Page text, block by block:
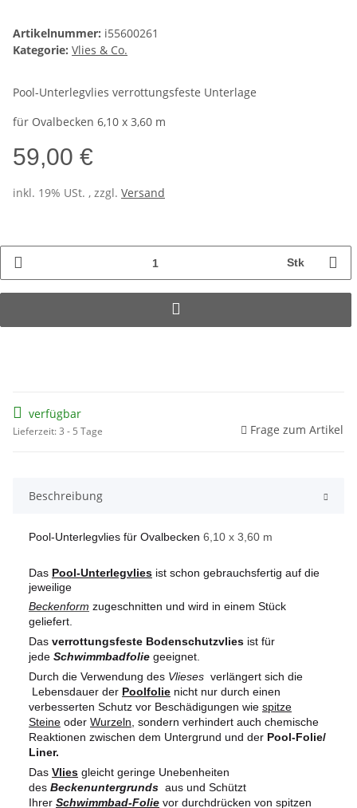
Artikelnummer: i55600261
Kategorie: Vlies & Co.
Pool-Unterlegvlies verrottungsfeste Unterlage
für Ovalbecken 6,10 x 3,60 m
59,00 €
inkl. 19% USt. , zzgl. Versand
Stk
verfügbar
Lieferzeit: 3 - 5 Tage Frage zum Artikel
Beschreibung
Pool-Unterlegvlies für Ovalbecken 6,10 x 3,60 m
Das Pool-Unterlegvlies ist schon gebrauchsfertig auf die
jeweilige
Beckenform zugeschnitten und wird in einem Stück
geliefert.
Das verrottungsfeste Bodenschutzvlies ist für
jede Schwimmbadfolie geeignet.
Durch die Verwendung des Vlieses verlängert sich die
Lebensdauer der Poolfolie nicht nur durch einen
verbesserten Schutz vor Beschädigungen wie spitze
Steine oder Wurzeln , sondern verhindert auch chemische
Reaktionen zwischen dem Untergrund und der Pool-Folie/
Liner.
Das Vlies gleicht geringe Unebenheiten
des Beckenuntergrunds aus und Schützt
Ihrer Schwimmbad-Folie vor durchdrücken von spitzen